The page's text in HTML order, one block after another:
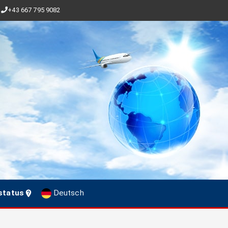
+43 667 795 9082
Deutsch